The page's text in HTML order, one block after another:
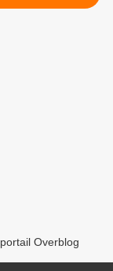
Overblog